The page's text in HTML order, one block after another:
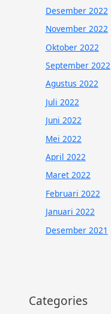
Desember 2022
November 2022
Oktober 2022
September 2022
Agustus 2022
Juli 2022
Juni 2022
Mei 2022
April 2022
Maret 2022
Februari 2022
Januari 2022
Desember 2021
Categories